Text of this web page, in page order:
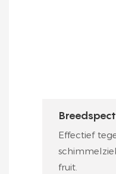
Effectief
fruit.